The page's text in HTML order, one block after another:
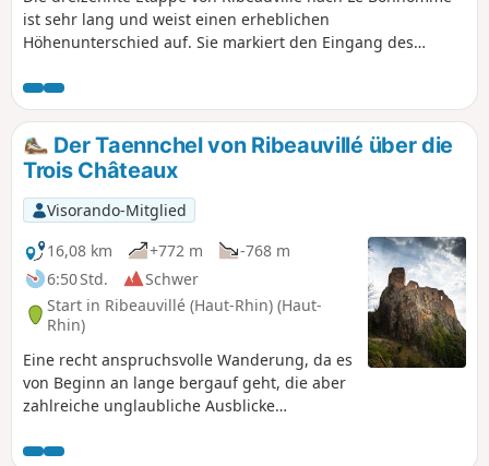
ist sehr lang und weist einen erheblichen
Höhenunterschied auf. Sie markiert den Eingang des
Gipfeln: Hirzberg, Brézouard, über das Tal von Lapoutroie.
Mit einer bergigen Atmosphäre und herrlichen Ausblicken
in Aussicht.
Der Taennchel von Ribeauvillé über die
Trois Châteaux
Visorando-Mitglied
16,08 km
+772 m
-768 m
6:50 Std.
Schwer
Start in Ribeauvillé (Haut-Rhin) (Haut-
Rhin)
Eine recht anspruchsvolle Wanderung, da es
von Beginn an lange bergauf geht, die aber
zahlreiche unglaubliche Ausblicke
entlang der Weinberge zu den drei Burgen